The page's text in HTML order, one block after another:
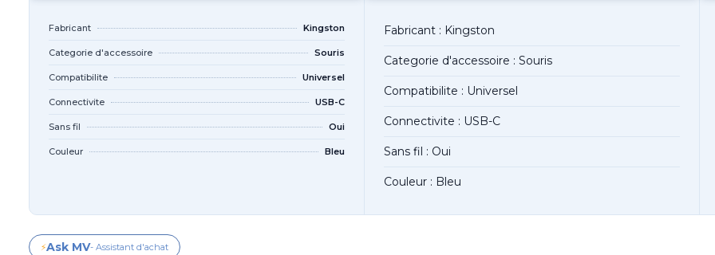
Fabricant Kingston
Categorie d'accessoire Souris
Compatibilite Universel
Connectivite USB-C
Sans fil Oui
Couleur Bleu
Fabricant : Kingston
Categorie d'accessoire : Souris
Compatibilite : Universel
Connectivite : USB-C
Sans fil : Oui
Couleur : Bleu
⚡Ask MV- Assistant d'achat